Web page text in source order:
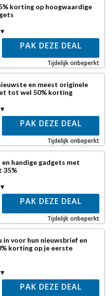
korting op hoogwaardige
PAK DEZE DEAL
Tijdelijk onbeperkt
en meest originele
tot wel 50% korting
PAK DEZE DEAL
Tijdelijk onbeperkt
en handige gadgets met
PAK DEZE DEAL
Tijdelijk onbeperkt
in voor hun nieuwsbrief en
korting op je eerste
PAK DEZE DEAL